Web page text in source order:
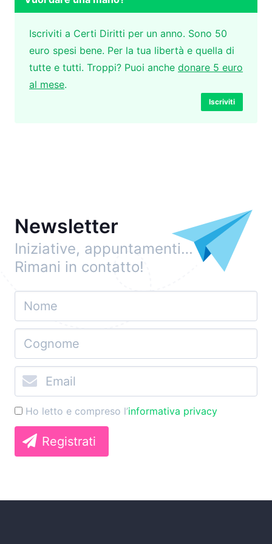
Iscriviti a Certi Diritti per un anno. Sono 50
euro spesi bene. Per la tua libertà e quella di
tutte e tutti. Troppi? Puoi anche donare 5 euro
al mese.
Iscriviti
Newsletter
Iniziative, appuntamenti…
Rimani in contatto!
Ho letto e compreso l’informativa privacy
Registrati